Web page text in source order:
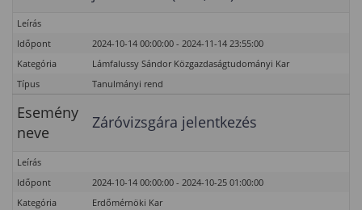
Leírás
Időpont
2024-10-14 00:00:00 - 2024-11-14 23:55:00
Kategória
Lámfalussy Sándor Közgazdaságtudományi Kar
Típus
Tanulmányi rend
Esemény
neve
Záróvizsgára jelentkezés
Leírás
Időpont
2024-10-14 00:00:00 - 2024-10-25 01:00:00
Kategória
Erdőmérnöki Kar